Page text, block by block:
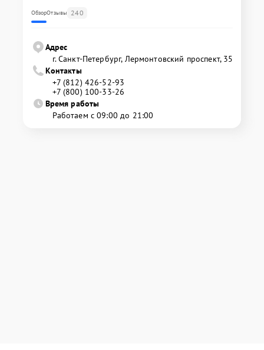
ОбзорОтзывы 240
Адрес
г. Санкт-Петербург, Лермонтовский проспект, 35
Контакты
+7 (812) 426-52-93
+7 (800) 100-33-26
Время работы
Работаем с 09:00 до 21:00